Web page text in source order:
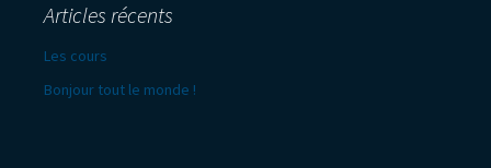
Articles récents
Les cours
Bonjour tout le monde !